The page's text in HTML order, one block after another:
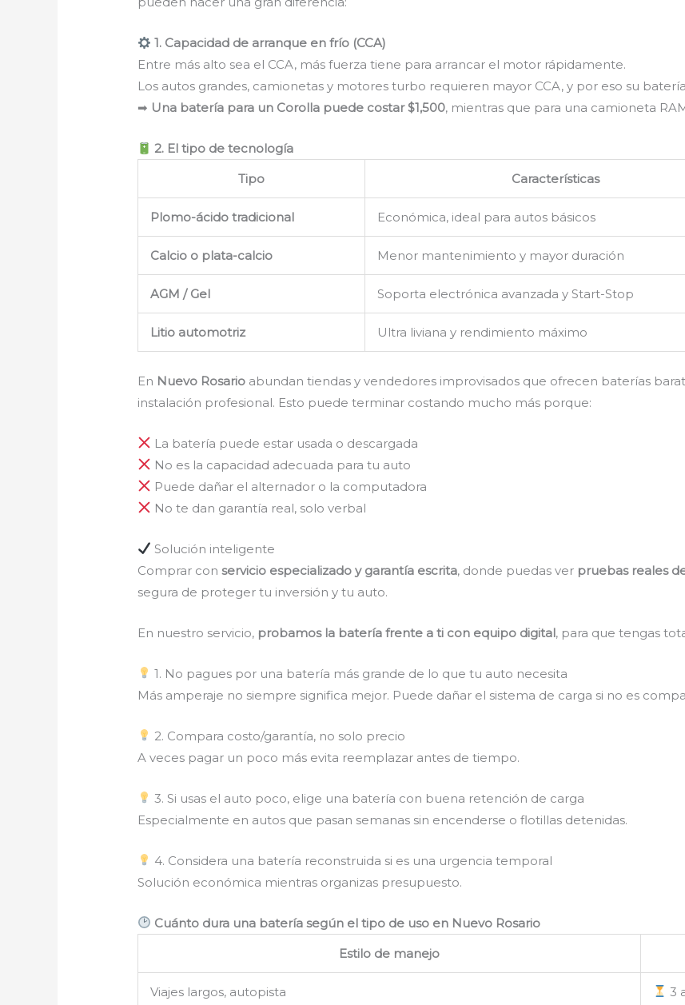
1. Capacidad de arranque en frío (CCA)
Entre más alto sea el CCA, más fuerza tiene para arrancar el motor rápidamente.
Los autos grandes, camionetas y motores turbo requieren mayor CCA, y por eso su
➡ Una batería para un Corolla puede costar $1,500, mientras que para una camioneta
2. El tipo de tecnología
Tipo
Características
Plomo-ácido tradicional Económica, ideal para autos básicos
Calcio o plata-calcio Menor mantenimiento y mayor duración
AGM / Gel Soporta electrónica avanzada y Start-Stop
Litio automotriz Ultra liviana y rendimiento máximo
En Nuevo Rosario abundan tiendas y vendedores improvisados que ofrecen baterías
instalación profesional. Esto puede terminar costando mucho más porque:
La batería puede estar usada o descargada
No es la capacidad adecuada para tu auto
Puede dañar el alternador o la computadora
No te dan garantía real, solo verbal
Solución inteligente
Comprar conservicio especializado y garantía escrita, donde puedas ver pruebas reales
segura de proteger tu inversión y tu auto.
En nuestro servicio, probamos la batería frente a ti con equipo digital, para que tengas
1. No pagues por una batería más grande de lo que tu auto necesita
Más amperaje no siempre significa mejor. Puede dañar el sistema de carga si no es
2. Compara costo/garantía, no solo precio
A veces pagar un poco más evita reemplazar antes de tiempo.
3. Si usas el auto poco, elige una batería con buena retención de carga
Especialmente en autos que pasan semanas sin encenderse o flotillas detenidas.
4. Considera una batería reconstruida si es una urgencia temporal
Solución económica mientras organizas presupuesto.
Cuánto dura una batería según el tipo de uso en Nuevo Rosario
Estilo de manejo
Viajes largos, autopista 3